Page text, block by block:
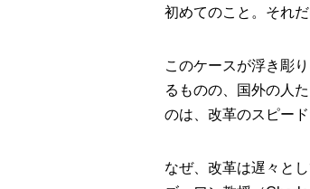
初めてのこと。それ
このケースが浮き彫
るものの、国外の人
のは、改革のスピード
なぜ、改革は遅々と